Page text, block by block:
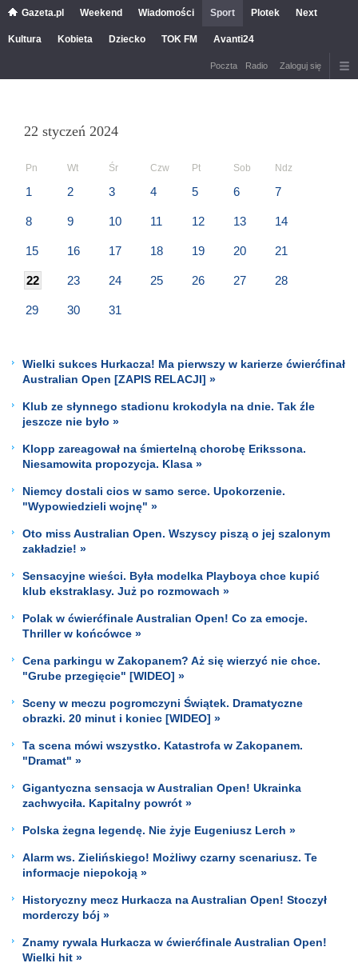
Gazeta.pl Weekend Wiadomości Sport Plotek Next
Kultura Kobieta Dziecko TOK FM Avanti24
Poczta Radio Zaloguj się
22 styczeń 2024
Pn Wt Śr Czw Pt Sob Ndz
1 2 3 4 5 6 7
8 9 10 11 12 13 14
15 16 17 18 19 20 21
22 23 24 25 26 27 28
29 30 31
Wielki sukces Hurkacza! Ma pierwszy w karierze ćwierćfinał
Australian Open [ZAPIS RELACJI] »
Klub ze słynnego stadionu krokodyla na dnie. Tak źle
jeszcze nie było »
Klopp zareagował na śmiertelną chorobę Erikssona.
Niesamowita propozycja. Klasa »
Niemcy dostali cios w samo serce. Upokorzenie.
"Wypowiedzieli wojnę" »
Oto miss Australian Open. Wszyscy piszą o jej szalonym
zakładzie! »
Sensacyjne wieści. Była modelka Playboya chce kupić
klub ekstraklasy. Już po rozmowach »
Polak w ćwierćfinale Australian Open! Co za emocje.
Thriller w końcówce »
Cena parkingu w Zakopanem? Aż się wierzyć nie chce.
"Grube przegięcie" [WIDEO] »
Sceny w meczu pogromczyni Świątek. Dramatyczne
obrazki. 20 minut i koniec [WIDEO] »
Ta scena mówi wszystko. Katastrofa w Zakopanem.
"Dramat" »
Gigantyczna sensacja w Australian Open! Ukrainka
zachwyciła. Kapitalny powrót »
Polska żegna legendę. Nie żyje Eugeniusz Lerch »
Alarm ws. Zielińskiego! Możliwy czarny scenariusz. Te
informacje niepokoją »
Historyczny mecz Hurkacza na Australian Open! Stoczył
morderczy bój »
Znamy rywala Hurkacza w ćwierćfinale Australian Open!
Wielki hit »